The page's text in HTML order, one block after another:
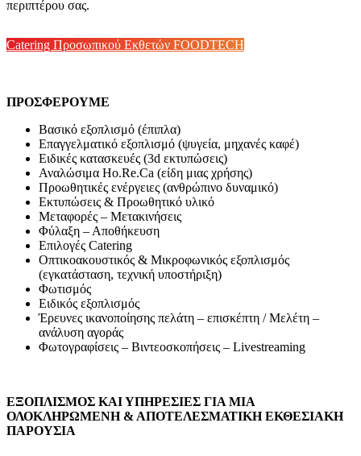
περιπτέρου σας.
Catering Προσωπικού Εκθετών FOODTECH
ΠΡΟΣΦΕΡΟΥΜΕ
Βασικό εξοπλισμό (έπιπλα)
Επαγγελματικό εξοπλισμό (ψυγεία, μηχανές καφέ)
Ειδικές κατασκευές (3d εκτυπώσεις)
Αναλώσιμα Ho.Re.Ca (είδη μιας χρήσης)
Προωθητικές ενέργειες (ανθρώπινο δυναμικό)
Εκτυπώσεις & Προωθητικό υλικό
Μεταφορές – Μετακινήσεις
Φύλαξη – Αποθήκευση
Επιλογές Catering
Οπτικοακουστικός & Μικροφωνικός εξοπλισμός
(εγκατάσταση, τεχνική υποστήριξη)
Φωτισμός
Ειδικός εξοπλισμός
Έρευνες ικανοποίησης πελάτη – επισκέπτη / Μελέτη –
ανάλυση αγοράς
Φωτογραφίσεις – Βιντεοσκοπήσεις – Livestreaming
ΕΞΟΠΛΙΣΜΟΣ ΚΑΙ ΥΠΗΡΕΣΙΕΣ ΓΙΑ ΜΙΑ
ΟΛΟΚΛΗΡΩΜΕΝΗ & ΑΠΟΤΕΛΕΣΜΑΤΙΚΗΕΚΘΕΣΙΑΚΗ
ΠΑΡΟΥΣΙΑ